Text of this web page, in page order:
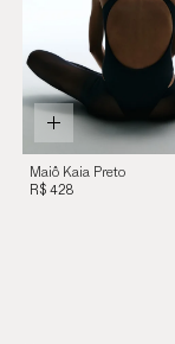
Maiô Kaia Preto
R$ 428